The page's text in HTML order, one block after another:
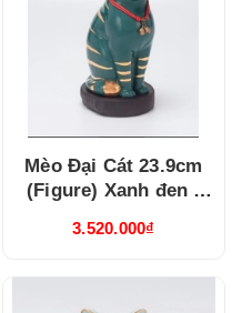
Mèo Đại Cát 23.9cm
(Figure) Xanh đen -
(312392XDV)
3.520.000₫